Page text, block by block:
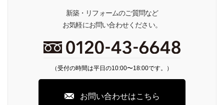
新築・リフォームのご質問など
お気軽にお問い合わせください。
（受付の時間は平日の10:00〜18:00です。）
お問い合わせはこちら